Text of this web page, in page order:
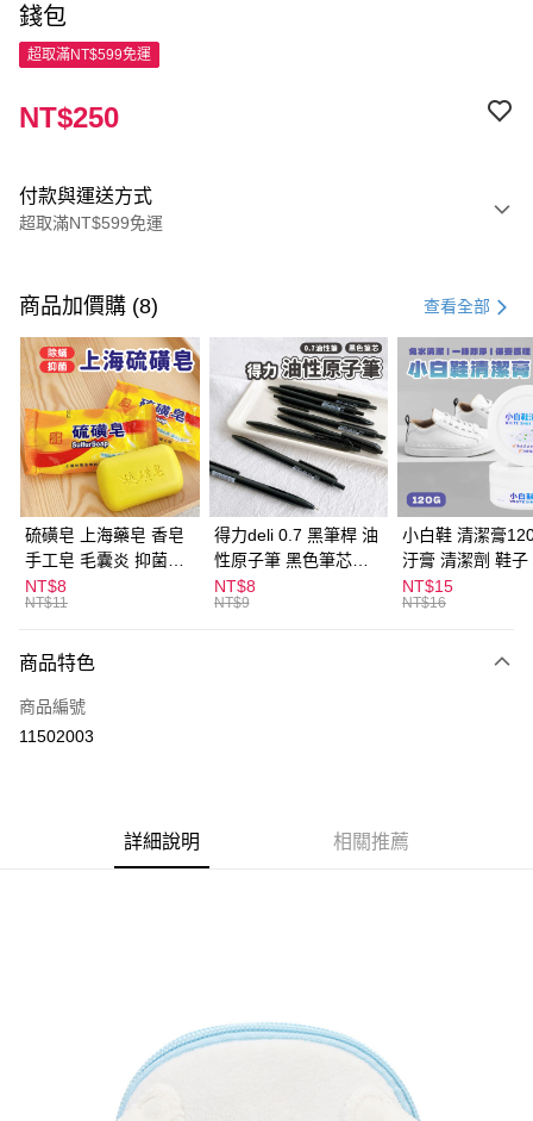
錢包
超取滿NT$599免運
NT$250
付款與運送方式
超取滿NT$599免運
信用卡一次付款
超商取貨付款
LINE Pay
Apple Pay
街口支付
悠遊付
ATM付款
全家取貨付款
每筆NT$60，滿NT$599(含以上)免運費
付款後全家取貨
每筆NT$60，滿NT$599(含以上)免運費
商品加價購 (8) 查看全部
硫磺皂 上海藥皂 香皂
手工皂 毛囊炎 抑菌除
蟎 清潔護膚 去油去痘
寵物皮膚病 狗狗貓咪
NT$8
NT$11
得力deli 0.7 黑筆桿 油
性原子筆 黑色筆芯
S304
NT$8
NT$9
小白鞋 清潔膏
汙膏 清潔劑 鞋子
漬 白皮鞋 鞋油
NT$15
NT$16
商品特色
商品編號
11502003
詳細說明 相關推薦